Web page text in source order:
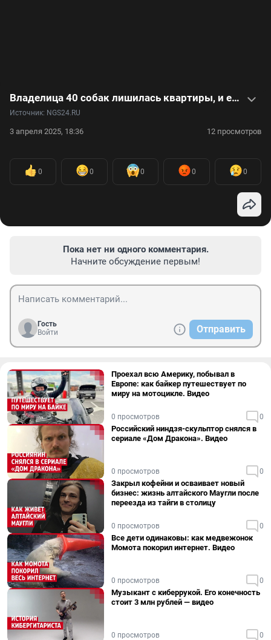
Владелица 40 собак лишилась квартиры, и ее «подобрал» собачий приют. Репортаж из нового жилища стаи
Источник: NGS24.RU
3 апреля 2025, 18:36 12 просмотров
0 0 0 0 0
Пока нет ни одного комментария.
Начните обсуждение первым!
Гость
Войти
Отправить
Проехал всю Америку, побывал в
Европе: как байкер путешествует по
миру на мотоцикле. Видео
0 просмотров 0
Российский ниндзя-скульптор снялся в
сериале «Дом Дракона». Видео
0 просмотров 0
Закрыл кофейни и осваивает новый
бизнес: жизнь алтайского Маугли после
переезда из тайги в столицу
0 просмотров 0
Все дети одинаковы: как медвежонок
Момота покорил интернет. Видео
0 просмотров 0
Музыкант с киберрукой. Его конечность
стоит 3 млн рублей — видео
0 просмотров 0